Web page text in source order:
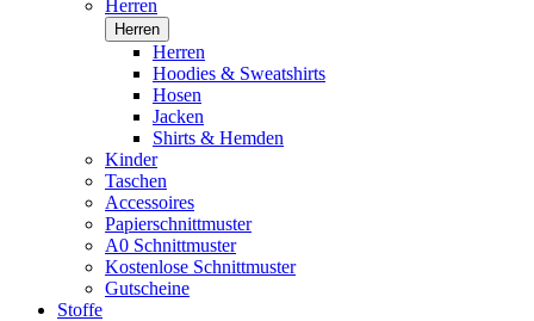
Herren
Herren
Herren
Hoodies & Sweatshirts
Hosen
Jacken
Shirts & Hemden
Kinder
Taschen
Accessoires
Papierschnittmuster
A0 Schnittmuster
Kostenlose Schnittmuster
Gutscheine
Stoffe